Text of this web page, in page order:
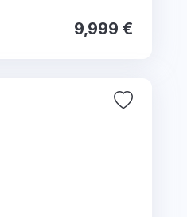
9,999 €